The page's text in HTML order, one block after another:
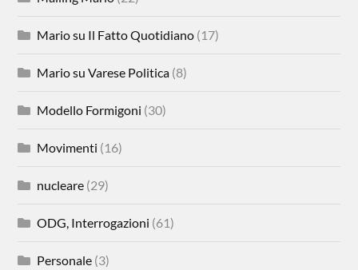
Mario su Il Fatto Quotidiano (17)
Mario su Varese Politica (8)
Modello Formigoni (30)
Movimenti (16)
nucleare (29)
ODG, Interrogazioni (61)
Personale (3)